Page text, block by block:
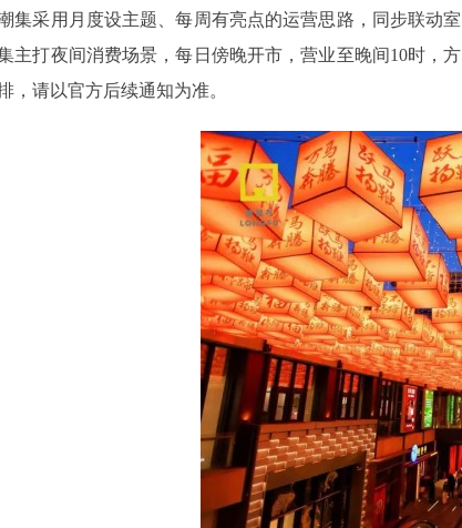
集采用月度设主题、每周有亮点的运营思路，同步联动
主打夜间消费场景，每日傍晚开市，营业至晚间10时，
，请以官方后续通知为准。